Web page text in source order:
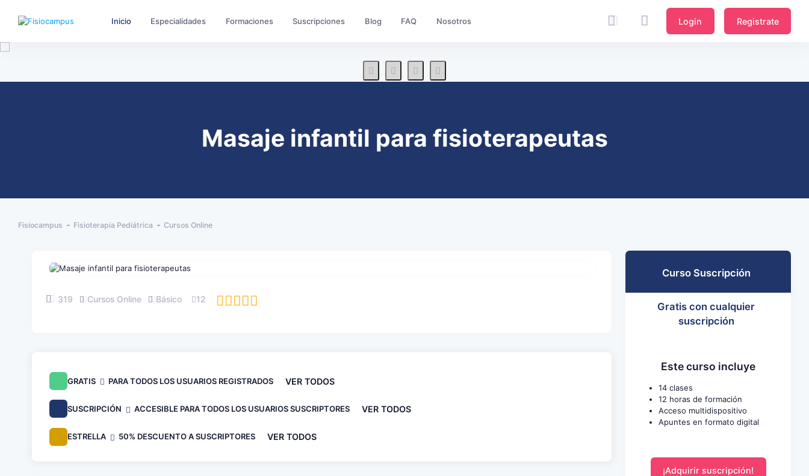
Inicio Especialidades Formaciones Suscripciones Blog FAQ Nosotros Login Registrate
Masaje infantil para fisioterapeutas
Fisiocampus Fisioterapia Pediátrica Cursos Online
319 Cursos Online Básico 12
GRATIS PARA TODOS LOS USUARIOS REGISTRADOS VER TODOS
SUSCRIPCIÓN ACCESIBLE PARA TODOS LOS USUARIOS SUSCRIPTORES VER TODOS
ESTRELLA 50% DESCUENTO A SUSCRIPTORES VER TODOS
Curso Suscripción
Gratis con cualquier
suscripción
Este curso incluye
14 clases
12 horas de formación
Acceso multidispositivo
Apuntes en formato digital
¡Adquirir suscripción!